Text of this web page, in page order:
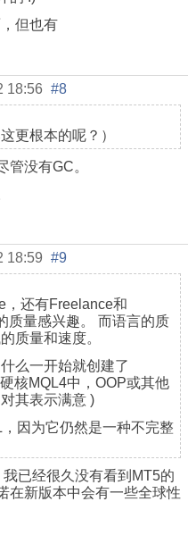
但也有
18:56 #8
更根本的呢？）
管没有GC。
18:59 #9
，还有Freelance和
质量感兴趣。 而语言的质
质量和速度。
么一开始就创建了
核MQL4中，OOP或其他
其表示满意 )
因为它仍然是一种不完整
已经很久没有看到MT5的
在新版本中会有一些全球性